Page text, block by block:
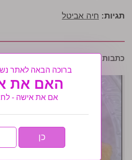
תגיות: חיה אביטל
כתבות נוספות שיעניינו אותך:
ברוכה הבאה לאתר
האם את
אם את אישה -
כן